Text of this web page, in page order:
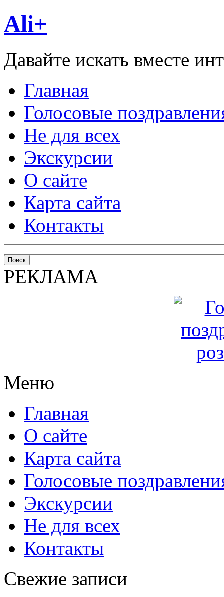
Ali+
Давайте искать вместе
Главная
Голосовые
Не для всех
Экскурсии
О сайте
Карта сайта
Контакты
РЕКЛАМА
Меню
Главная
О сайте
Карта сайта
Голосовые
Экскурсии
Не для всех
Контакты
Свежие записи